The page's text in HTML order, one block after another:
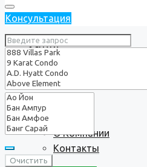
Услуги
О нас
О Компании
Контакты
Консультация
Очистить